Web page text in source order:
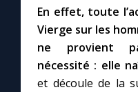
Me consacrer à
Mes intentions de
En effet, toute
Vierge sur les
ne provient
nécessité : elle
et découle de la